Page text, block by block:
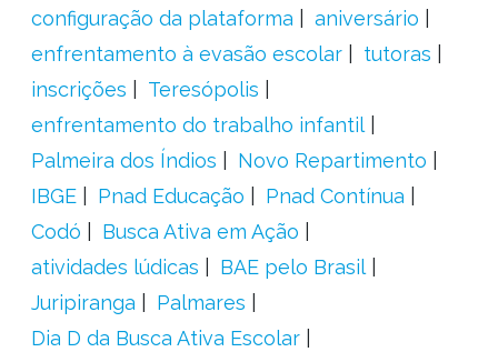
configuração da plataforma
aniversário
enfrentamento à evasão escolar
tutoras
inscrições
Teresópolis
enfrentamento do trabalho infantil
Palmeira dos Índios
Novo Repartimento
IBGE
Pnad Educação
Pnad Contínua
Codó
Busca Ativa em Ação
atividades lúdicas
BAE pelo Brasil
Juripiranga
Palmares
Dia D da Busca Ativa Escolar